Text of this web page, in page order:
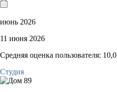
июнь 2026
11 июня 2026
Средняя оценка пользователя: 10,0
Студия